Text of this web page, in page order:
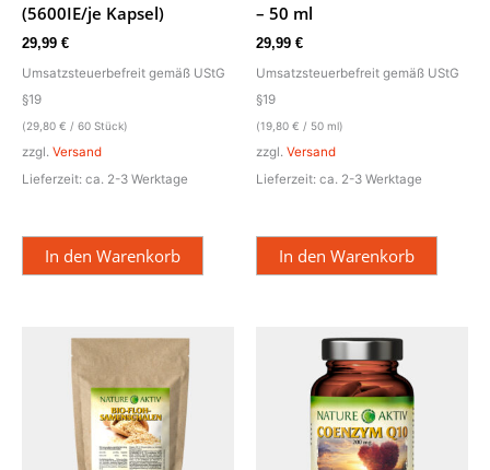
(5600IE/je Kapsel)
29,99 €
Umsatzsteuerbefreit gemäß UStG
§19
(29,80 € / 60 Stück)
zzgl. Versand
Lieferzeit: ca. 2-3 Werktage
In den Warenkorb
– 50 ml
29,99 €
Umsatzsteuerbefreit gemäß UStG
§19
(19,80 € / 50 ml)
zzgl. Versand
Lieferzeit: ca. 2-3 Werktage
In den Warenkorb